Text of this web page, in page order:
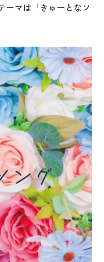
ーマは「きゅーとなソ